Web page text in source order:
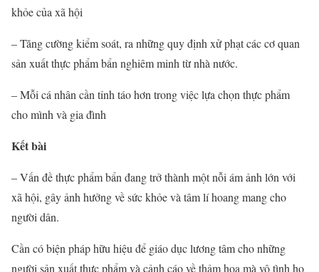
khỏe của xã hội
– Tăng cường kiểm soát, ra những quy định xử phạt các cơ quan
sản xuất thực phẩm bẩn nghiêm minh từ nhà nước.
– Mỗi cá nhân cần tỉnh táo hơn trong việc lựa chọn thực phẩm
cho mình và gia đình
Kết bài
– Vấn đề thực phẩm bẩn đang trở thành một nỗi ám ảnh lớn với
xã hội, gây ảnh hưởng về sức khỏe và tâm lí hoang mang cho
người dân.
Cần có biện pháp hữu hiệu để giáo dục lương tâm cho những
người sản xuất thực phẩm và cảnh cáo về thảm họa mà vô tình họ